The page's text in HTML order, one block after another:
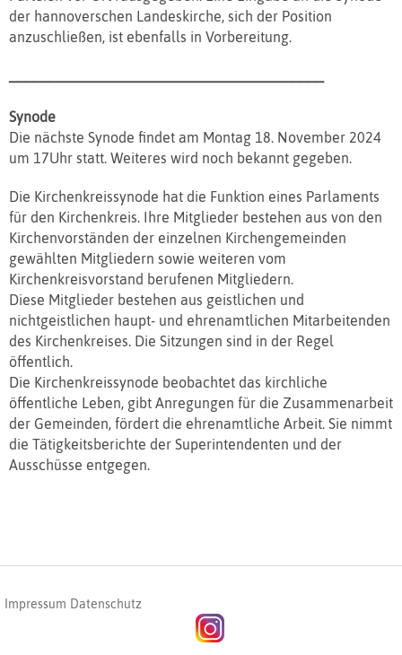
der hannoverschen Landeskirche, sich der Position
anzuschließen, ist ebenfalls in Vorbereitung.
Synode
Die nächste Synode findet am Montag 18. November 2024
um 17Uhr statt. Weiteres wird noch bekannt gegeben.
Die Kirchenkreissynode hat die Funktion eines Parlaments
für den Kirchenkreis. Ihre Mitglieder bestehen aus von den
Kirchenvorständen der einzelnen Kirchengemeinden
gewählten Mitgliedern sowie weiteren vom
Kirchenkreisvorstand berufenen Mitgliedern.
Diese Mitglieder bestehen aus geistlichen und
nichtgeistlichen haupt- und ehrenamtlichen Mitarbeitenden
des Kirchenkreises. Die Sitzungen sind in der Regel
öffentlich.
Die Kirchenkreissynode beobachtet das kirchliche
öffentliche Leben, gibt Anregungen für die Zusammenarbeit
der Gemeinden, fördert die ehrenamtliche Arbeit. Sie nimmt
die Tätigkeitsberichte der Superintendenten und der
Ausschüsse entgegen.
Impressum Datenschutz